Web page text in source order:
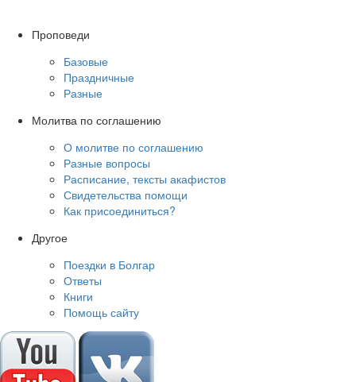
Проповеди
Базовые
Праздничные
Разные
Молитва по соглашению
О молитве по соглашению
Разные вопросы
Расписание, тексты акафистов
Свидетельства помощи
Как присоединиться?
Другое
Поездки в Болгар
Ответы
Книги
Помощь сайту